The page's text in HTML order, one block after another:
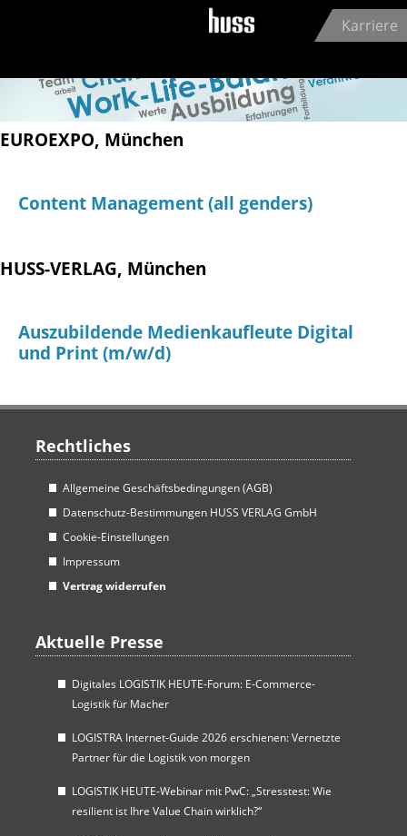
Jump to navigation
Karriere
EUROEXPO, München
Content Management (all genders)
HUSS-VERLAG, München
Auszubildende Medienkaufleute Digital
und Print (m/w/d)
Rechtliches
Allgemeine Geschäftsbedingungen (AGB)
Datenschutz-Bestimmungen HUSS VERLAG GmbH
Cookie-Einstellungen
Impressum
Vertrag widerrufen
Aktuelle Presse
Digitales LOGISTIK HEUTE-Forum: E-Commerce-
Logistik für Macher
LOGISTRA Internet-Guide 2026 erschienen: Vernetzte
Partner für die Logistik von morgen
LOGISTIK HEUTE-Webinar mit PwC: „Stresstest: Wie
resilient ist Ihre Value Chain wirklich?“